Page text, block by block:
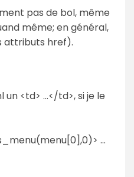
pas de bol, même
même; en général,
attributs href).
<td> ...</td>, si je le
...